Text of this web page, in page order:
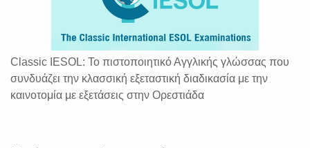
Classic IESOL: Το πιστοποιητικό Αγγλικής γλώσσας που
συνδυάζει την κλασσική εξεταστική διαδικασία με την
καινοτομία με εξετάσεις στην Ορεστιάδα